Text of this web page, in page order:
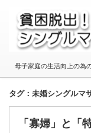
母子家庭の生活向上の為
タグ：未婚シングルマ
「寡婦」と「